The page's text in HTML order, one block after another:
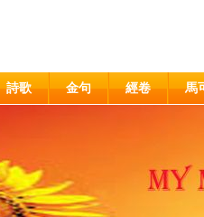
詩歌 金句 經卷 馬